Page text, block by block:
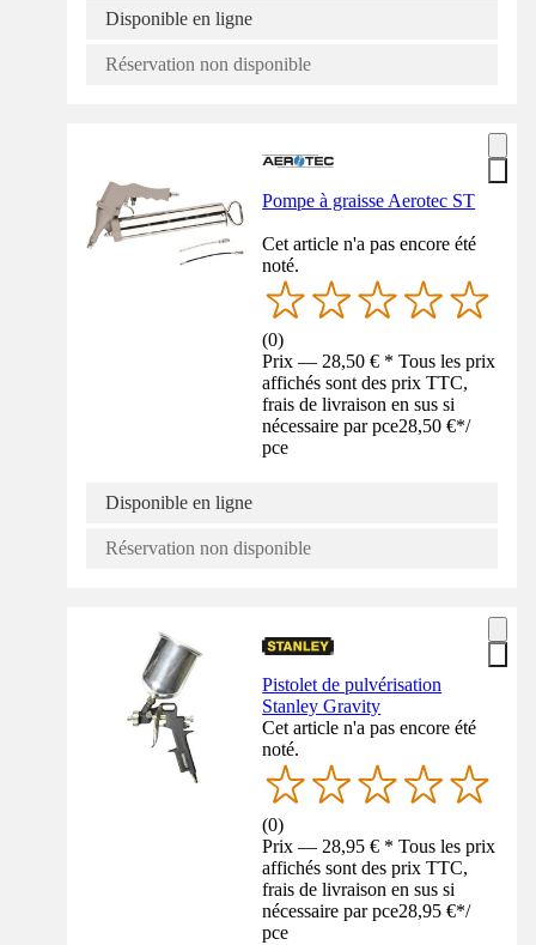
Disponible en ligne
Réservation non disponible
Pompe à graisse Aerotec ST
Cet article n'a pas encore été
noté.
(0)
Prix — 28,50 € * Tous les prix
affichés sont des prix TTC,
frais de livraison en sus si
nécessaire par pce28,50 €*/
pce
Disponible en ligne
Réservation non disponible
Pistolet de pulvérisation
Stanley Gravity
Cet article n'a pas encore été
noté.
(0)
Prix — 28,95 € * Tous les prix
affichés sont des prix TTC,
frais de livraison en sus si
nécessaire par pce28,95 €*/
pce